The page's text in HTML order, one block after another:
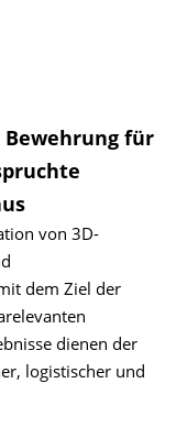
Bewehrung für
von 3D-
dem Ziel der
dienen der
logistischer und